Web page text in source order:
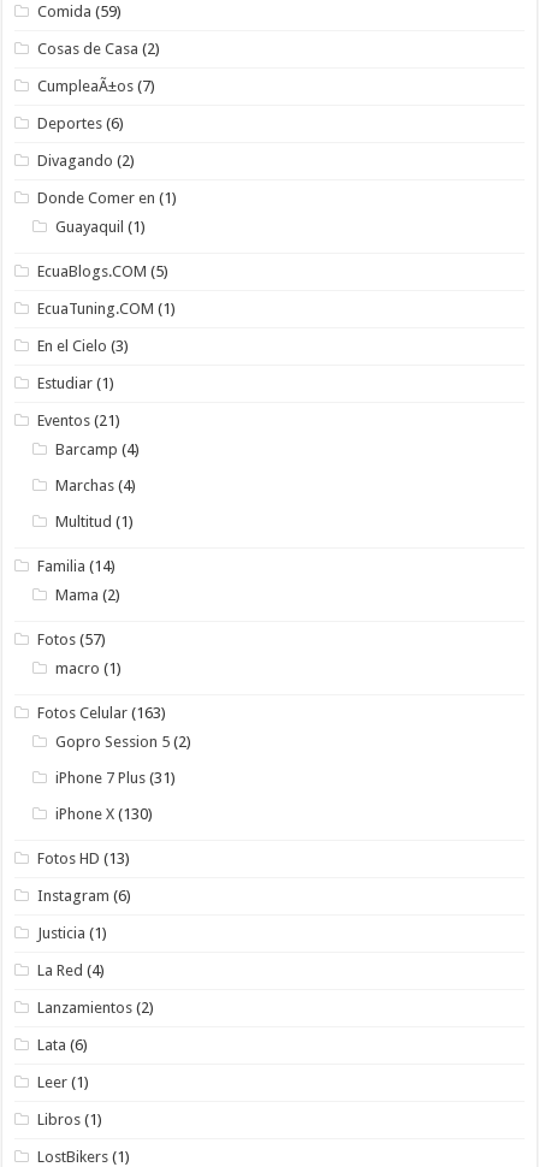
Comida (59)
Cosas de Casa (2)
CumpleaÃ±os (7)
Deportes (6)
Divagando (2)
Donde Comer en (1)
Guayaquil (1)
EcuaBlogs.COM (5)
EcuaTuning.COM (1)
En el Cielo (3)
Estudiar (1)
Eventos (21)
Barcamp (4)
Marchas (4)
Multitud (1)
Familia (14)
Mama (2)
Fotos (57)
macro (1)
Fotos Celular (163)
Gopro Session 5 (2)
iPhone 7 Plus (31)
iPhone X (130)
Fotos HD (13)
Instagram (6)
Justicia (1)
La Red (4)
Lanzamientos (2)
Lata (6)
Leer (1)
Libros (1)
LostBikers (1)